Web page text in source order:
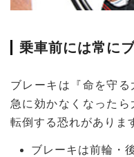
乗車前には常に
ブレーキは『命を守
急に効かなくなった
転倒する恐れがありま
ブレーキは前輪・